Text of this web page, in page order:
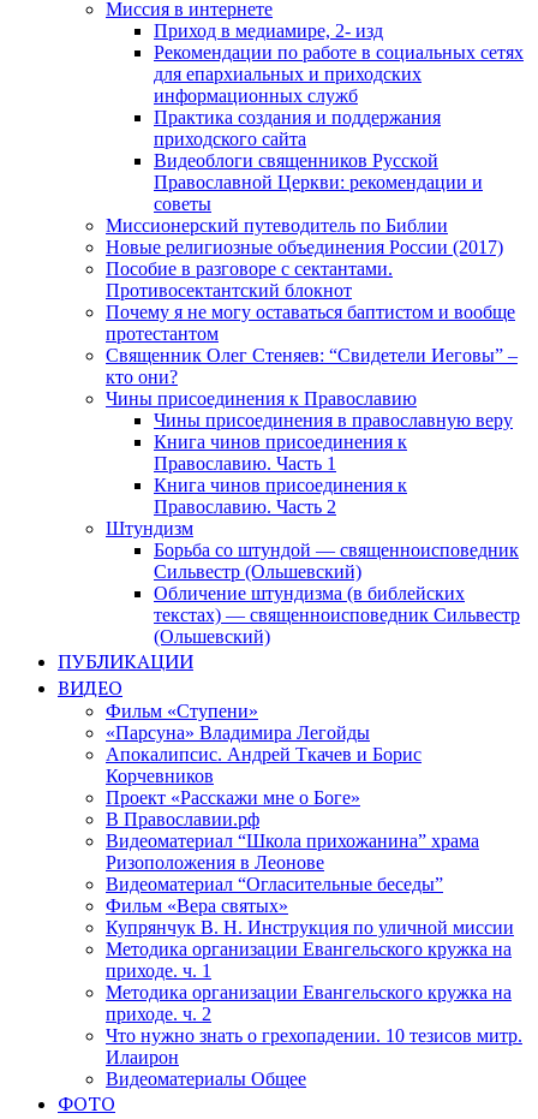
Миссия в интернете
Приход в медиамире, 2- изд
Рекомендации по работе в социальных сетях
для епархиальных и приходских
информационных служб
Практика создания и поддержания
приходского сайта
Видеоблоги священников Русской
Православной Церкви: рекомендации и
советы
Миссионерский путеводитель по Библии
Новые религиозные объединения России (2017)
Пособие в разговоре с сектантами.
Противосектантский блокнот
Почему я не могу оставаться баптистом и вообще
протестантом
Священник Олег Стеняев: “Свидетели Иеговы” –
кто они?
Чины присоединения к Православию
Чины присоединения в православную веру
Книга чинов присоединения к
Православию. Часть 1
Книга чинов присоединения к
Православию. Часть 2
Штундизм
Борьба со штундой — священноисповедник
Сильвестр (Ольшевский)
Обличение штундизма (в библейских
текстах) — священноисповедник Сильвестр
(Ольшевский)
ПУБЛИКАЦИИ
ВИДЕО
Фильм «Ступени»
«Парсуна» Владимира Легойды
Апокалипсис. Андрей Ткачев и Борис
Корчевников
Проект «Расскажи мне о Боге»
В Православии.рф
Видеоматериал “Школа прихожанина” храма
Ризоположения в Леонове
Видеоматериал “Огласительные беседы”
Фильм «Вера святых»
Купрянчук В. Н. Инструкция по уличной миссии
Методика организации Евангельского кружка на
приходе. ч. 1
Методика организации Евангельского кружка на
приходе. ч. 2
Что нужно знать о грехопадении. 10 тезисов митр.
Илаирон
Видеоматериалы Общее
ФОТО